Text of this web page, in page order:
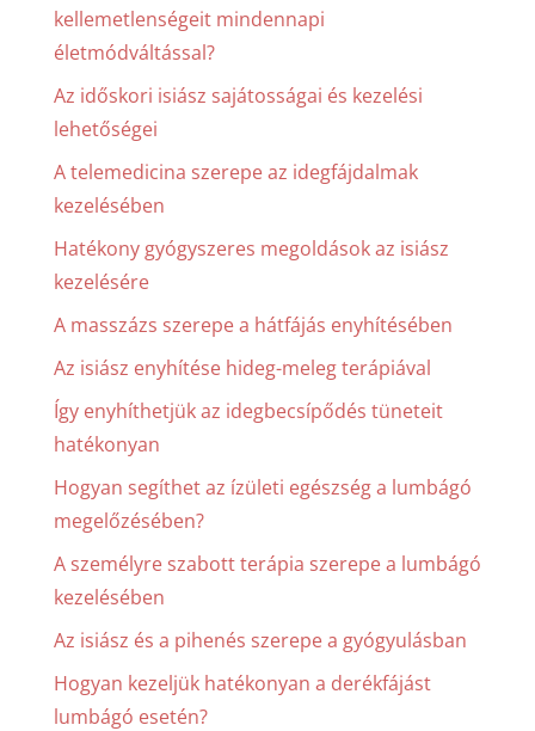
kellemetlenségeit mindennapi
életmódváltással?
Az időskori isiász sajátosságai és kezelési
lehetőségei
A telemedicina szerepe az idegfájdalmak
kezelésében
Hatékony gyógyszeres megoldások az isiász
kezelésére
A masszázs szerepe a hátfájás enyhítésében
Az isiász enyhítése hideg-meleg terápiával
Így enyhíthetjük az idegbecsípődés tüneteit
hatékonyan
Hogyan segíthet az ízületi egészség a lumbágó
megelőzésében?
A személyre szabott terápia szerepe a lumbágó
kezelésében
Az isiász és a pihenés szerepe a gyógyulásban
Hogyan kezeljük hatékonyan a derékfájást
lumbágó esetén?